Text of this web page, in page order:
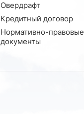
Овердрафт
Кредитный договор
Нормативно-правовые
документы